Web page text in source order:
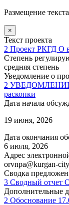
Размещение
×
Текст проекта
2 Проект РКГД О
Степень
средняя степень
Уведомление о
2 УВЕДОМЛЕНИЕ
раскопки
Дата начала
19 июня, 2026
Дата окончания
6 июля, 2026
Адрес
orvnpa@kurgan-
Сводка
3 Сводный отчет
Дополнительные
2 Обоснование